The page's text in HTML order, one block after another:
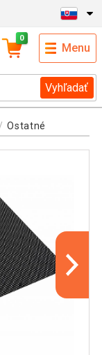
Vyhľadať
0
Menu
Ostatné